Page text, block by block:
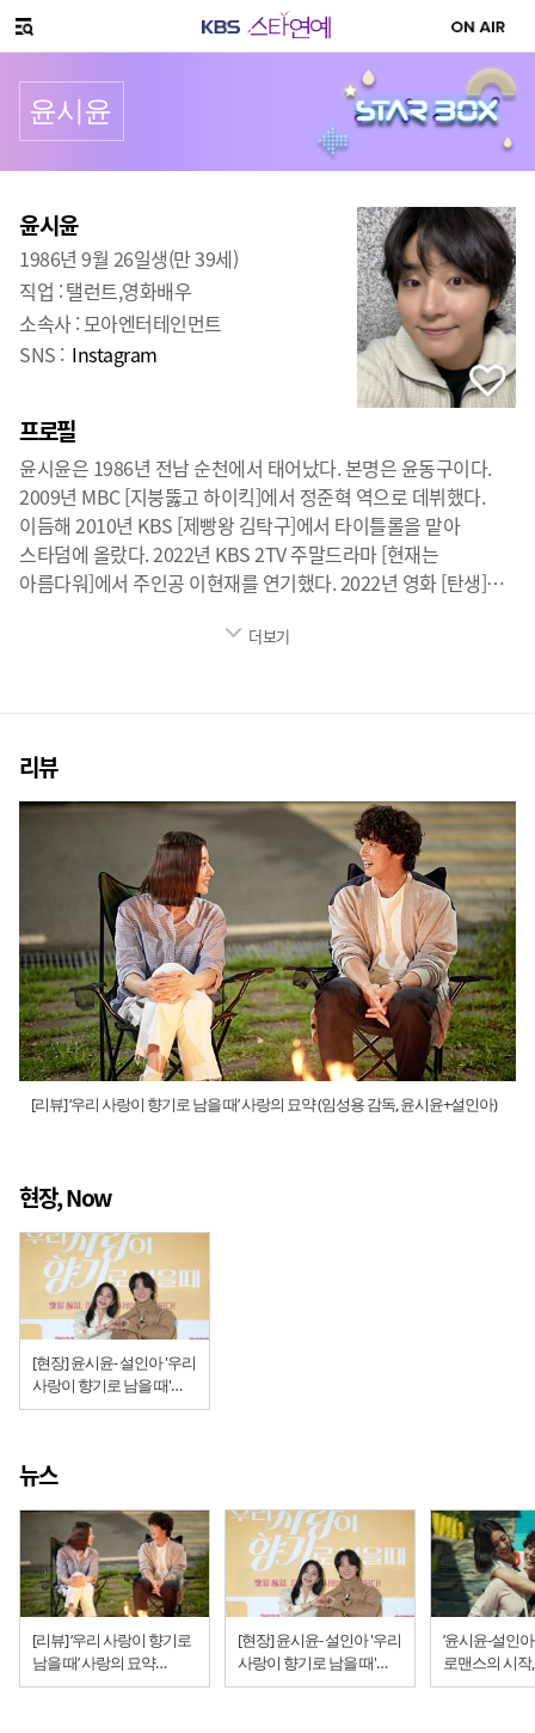
메뉴 열기
윤시윤
프로필
윤시윤
1986년 9월 26일생(만 39세)
직업 :탤런트,영화배우
소속사 : 모아엔터테인먼트
SNS : Instagram
프로필
윤시윤은 1986년 전남 순천에서 태어났다. 본명은 윤동구이다.
2009년 MBC [지붕뚫고 하이킥]에서 정준혁 역으로 데뷔했다.
이듬해 2010년 KBS [제빵왕 김탁구]에서 타이틀롤을 맡아
스타덤에 올랐다. 2022년 KBS 2TV 주말드라마 [현재는
아름다워]에서 주인공 이현재를 연기했다. 2022년 영화 [탄생]
영화 [우리 사랑이 향기로 남을 때]에서 순수한 사랑을 꿈꾸는
더보기
리뷰
[리뷰] ‘우리 사랑이 향기로 남을 때’ 사랑의 묘약 (임성용 감독, 윤시윤+설인아)
현장, Now
[현장] 윤시윤- 설인아 '우리
사랑이 향기로 남을 때'
시사회 " ‘향수’로 향수를
뉴스
[리뷰] ‘우리 사랑이 향기로
남을 때’ 사랑의 묘약
(임성용 감독, 윤시윤
[현장] 윤시윤- 설인아 '우리
사랑이 향기로 남을 때'
시사회 " ‘향수’로 향수를
’윤시윤-설인
로맨스의 시작
사랑이 향기로